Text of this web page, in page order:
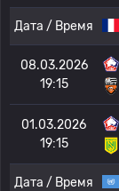
Дата / Время
08.03.2026
19:15
01.03.2026
19:15
Дата / Время